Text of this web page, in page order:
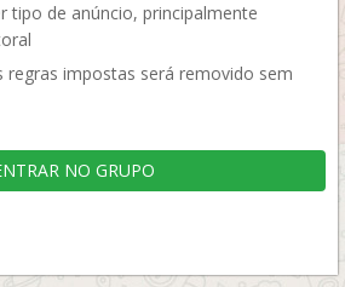
tipo de anúncio, principalmente
regras impostas será removido sem
NO GRUPO